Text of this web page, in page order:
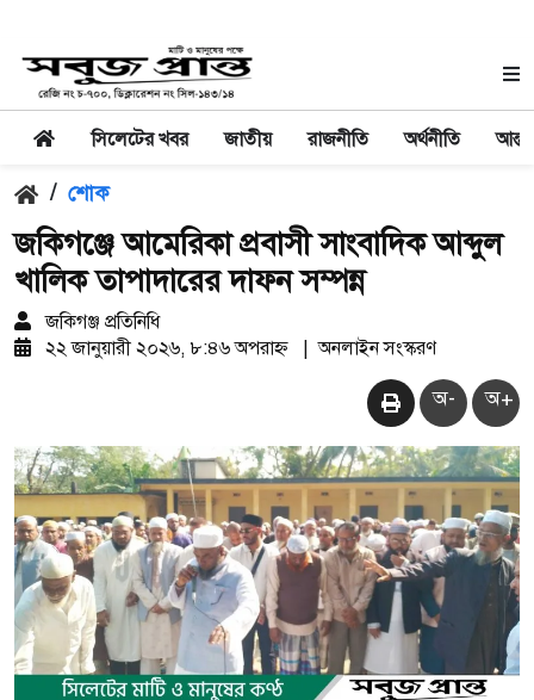
সিলেটের খবর জাতীয় রাজনীতি অর্থনীতি
/ শোক
জকিগঞ্জে আমেরিকা প্রবাসী সাংবাদিক আব্দুল
খালিক তাপাদারের দাফন সম্পন্ন
জকিগঞ্জ প্রতিনিধি
২২ জানুয়ারী ২০২৬, ৮:৪৬ অপরাহ্ন
অনলাইন সংস্করণ
অ- অ+